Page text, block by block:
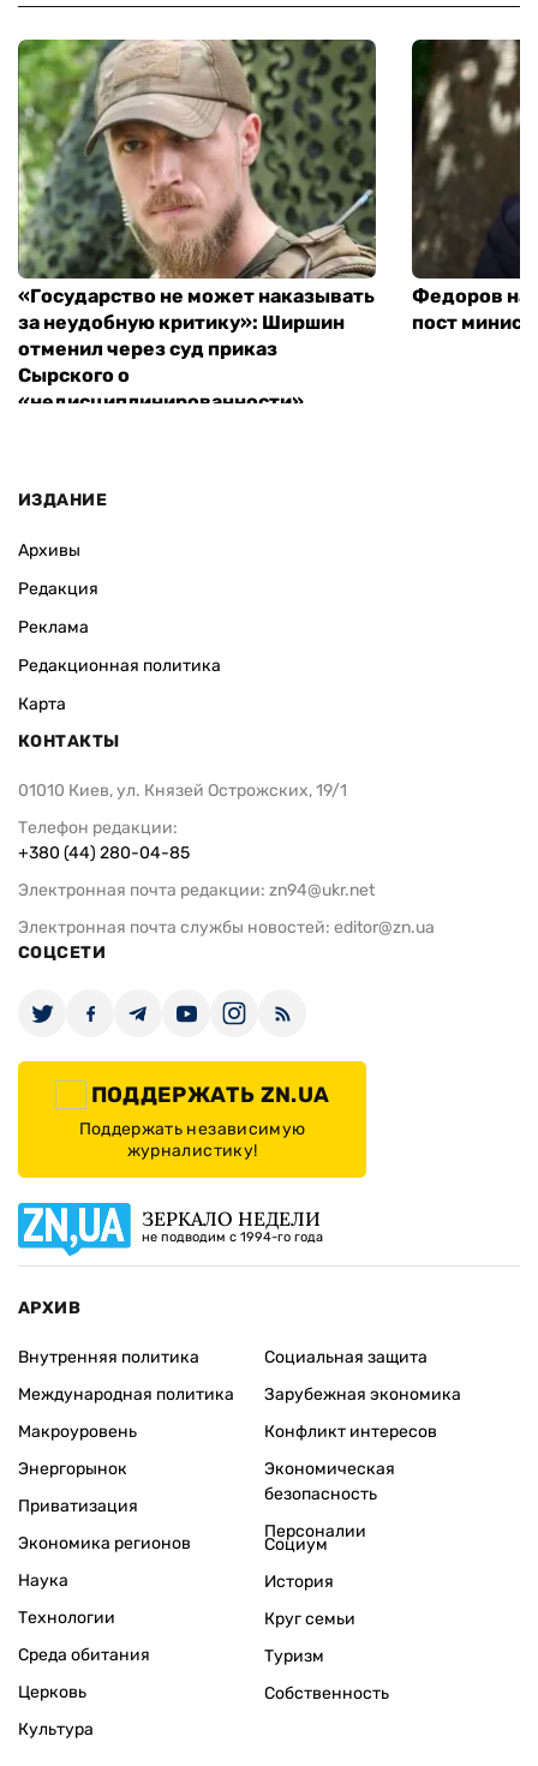
«Государство не может наказывать
за неудобную критику»: Ширшин
отменил через суд приказ
Сырского о
«недисциплинированности»
Федоров
пост
ИЗДАНИЕ
Архивы
Редакция
Реклама
Редакционная политика
Карта
КОНТАКТЫ
01010 Киев, ул. Князей Острожских, 19/1
Телефон редакции:
+380 (44) 280-04-85
Электронная почта редакции: zn94@ukr.net
Электронная почта службы новостей: editor@zn.ua
СОЦСЕТИ
ПОДДЕРЖАТЬ ZN.UA
Поддержать независимую
журналистику!
ЗЕРКАЛО НЕДЕЛИ
не подводим с 1994-го года
АРХИВ
Внутренняя политика
Международная политика
Макроуровень
Энергорынок
Приватизация
Экономика регионов
Социальная защита
Зарубежная экономика
Конфликт интересов
Экономическая
безопасность
Персоналии
Наука
Технологии
Среда обитания
Церковь
Культура
Социум
История
Круг семьи
Туризм
Собственность